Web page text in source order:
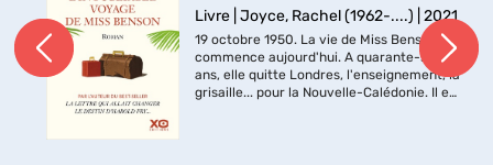
Livre | Joyce, Rachel (1962-....) | 2021
19 octobre 1950. La vie de Miss Benson
commence aujourd'hui. A quarante-six
ans, elle quitte Londres, l'enseignement, la
grisaille... pour la Nouvelle-Calédonie. Il est